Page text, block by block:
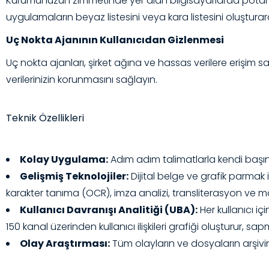
uygulamaların beyaz listesini veya kara listesini
Uç Nokta Ajanının Kullanıcıdan Gizlenmesi
Uç nokta ajanları, şirket ağına ve hassas verilere erişim
verilerinizin korunmasını sağlayın.
Teknik Özellikleri
Kolay Uygulama:Adım adım talimatlarla kendi
Gelişmiş Teknolojiler:Dijital belge ve grafik parmak
karakter tanıma (OCR), imza analizi, transliterasyon ve
Kullanıcı Davranışı Analitiği (UBA):Her kullanıcı
150 kanal üzerinden kullanıcı ilişkileri grafiği oluşturur,
Olay Araştırması:Tüm olayların ve dosyaların